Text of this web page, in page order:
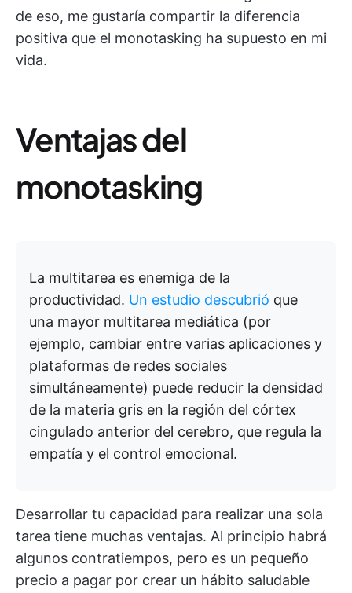
de eso, me gustaría compartir la diferencia
positiva que el monotasking ha supuesto en mi
vida.
Ventajas del
monotasking
La multitarea es enemiga de la
productividad. Un estudio descubrió que
una mayor multitarea mediática (por
ejemplo, cambiar entre varias aplicaciones y
plataformas de redes sociales
simultáneamente) puede reducir la densidad
de la materia gris en la región del córtex
cingulado anterior del cerebro, que regula la
empatía y el control emocional.
Desarrollar tu capacidad para realizar una sola
tarea tiene muchas ventajas. Al principio habrá
algunos contratiempos, pero es un pequeño
precio a pagar por crear un hábito saludable